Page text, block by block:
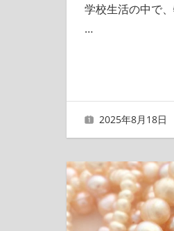
学校生活の中で
…
2025年8月18日